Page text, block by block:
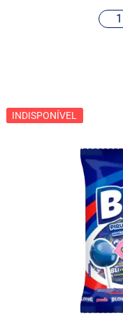
INDISPONÍVEL
INDISPONÍVEL